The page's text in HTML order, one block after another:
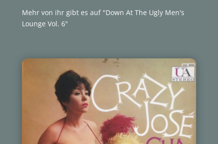
Mehr von ihr gibt es auf "Down At The Ugly Men's
Lounge Vol. 6"